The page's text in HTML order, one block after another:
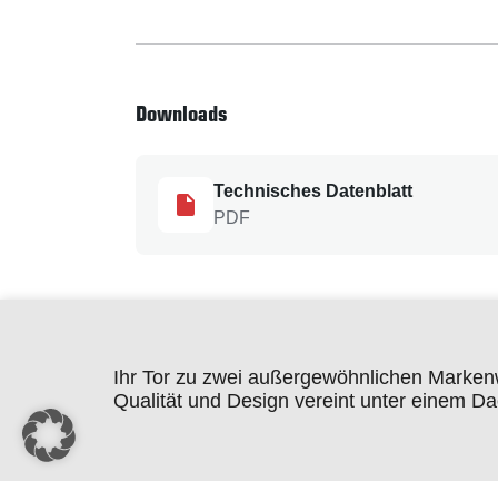
Downloads
Technisches Datenblatt
PDF
Ihr Tor zu zwei außergewöhnlichen
Qualität und Design vereint unter einem